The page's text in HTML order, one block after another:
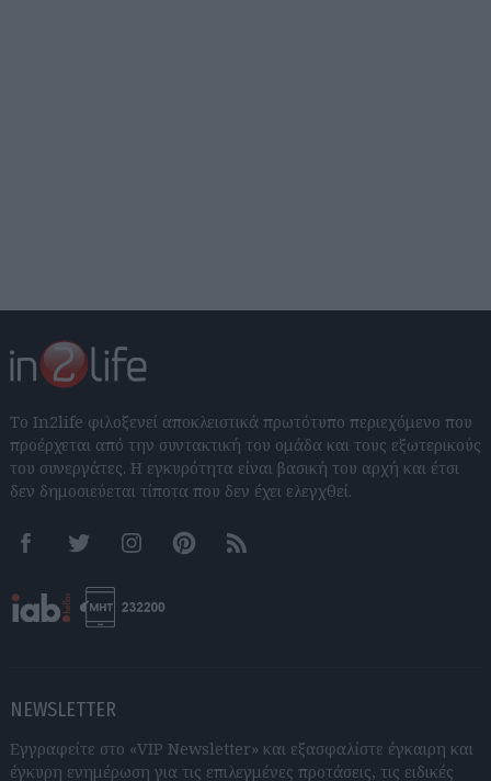
Το In2life φιλοξενεί αποκλειστικά πρωτότυπο περιεχόμενο που
προέρχεται από την συντακτική του ομάδα και τους εξωτερικούς
του συνεργάτες. Η εγκυρότητα είναι βασική του αρχή και έτσι
δεν δημοσιεύεται τίποτα που δεν έχει ελεγχθεί.
FacebookTwitter InstagramPinterestRSS feeds
NEWSLETTER
Εγγραφείτε στο «VIP Newsletter» και εξασφαλίστε έγκαιρη και
έγκυρη ενημέρωση για τις επιλεγμένες προτάσεις, τις ειδικές